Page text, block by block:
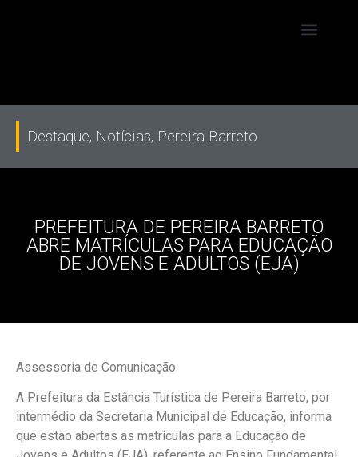
Destaque, Notícias, Pereira Barreto
PREFEITURA DE PEREIRA BARRETO
ABRE MATRÍCULAS PARA EDUCAÇÃO
DE JOVENS E ADULTOS (EJA)
Assessoria de Comunicação
A Prefeitura da Estância Turística de Pereira Barreto, por
intermédio da Secretaria Municipal de Educação, informa
que estão abertas as matrículas para a Educação de